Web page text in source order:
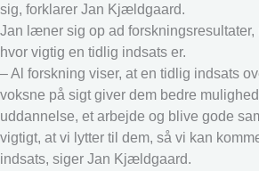
sig, forklarer Jan Kjældgaard.
Jan læner sig op ad forskningsresultater,
hvor vigtig en tidlig indsats er.
– Al forskning viser, at en tidlig indsats
voksne på sigt giver dem bedre
uddannelse, et arbejde og blive gode
vigtigt, at vi lytter til dem, så vi kan
indsats, siger Jan Kjældgaard.